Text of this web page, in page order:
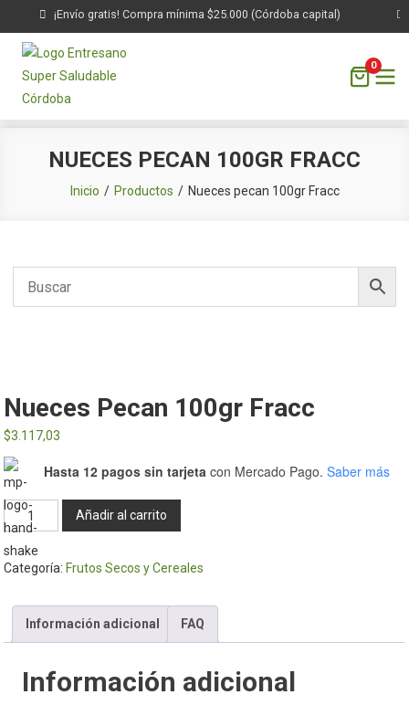
¡Envío gratis! Compra mínima $25.000 (Córdoba capital)
0
NUECES PECAN 100GR FRACC
Inicio Productos Nueces pecan 100gr Fracc
Nueces Pecan 100gr Fracc
$3.117,03
Hasta 12 pagos sin tarjeta con Mercado Pago. Saber más
Nueces
pecan
100gr
Fracc
Añadir al carrito
Categoría: Frutos Secos y Cereales
Información adicional FAQ
Información adicional